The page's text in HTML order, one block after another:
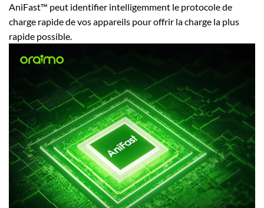
AniFast™ peut identifier intelligemment le protocole de
charge rapide de vos appareils pour offrir la charge la plus
rapide possible.